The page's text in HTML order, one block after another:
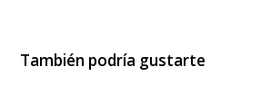
También podría gustarte